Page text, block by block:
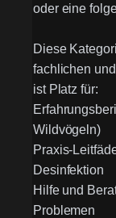
oder eine
Diese
fachlichen
ist Platz für:
Wildvögeln)
Praxis-
Desinfektion
Hilfe und
Problemen